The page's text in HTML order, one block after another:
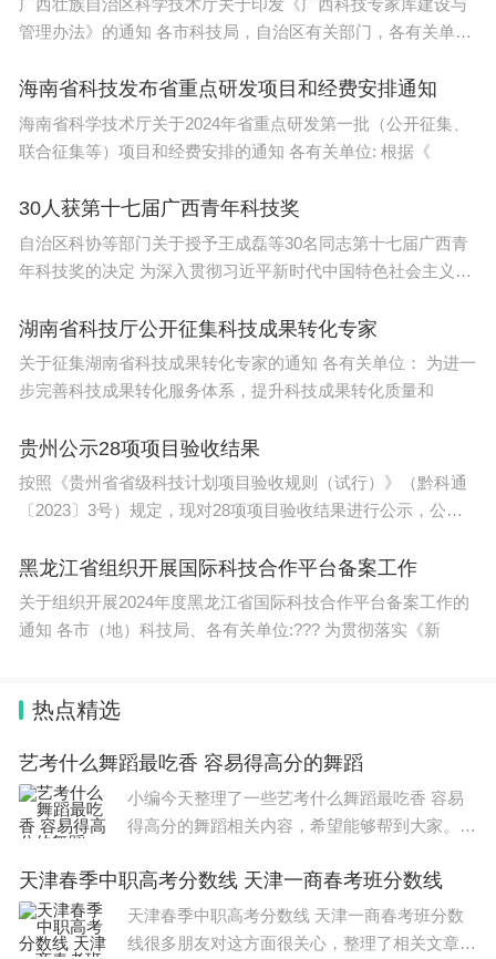
研发能力还有待提高，因此对微电子专业的人才需求
机器人工程：自动化时代的新宠儿
机器人工程专业在2025年的就业率超过了90%，成
为了自动化时代的新宠儿。随着工业4.0的推进，工
大。
机器人工程专业的学生需要掌握机械设计、电子技
性能的机器人。例如，在汽车制造工厂中，机器人可
以完成焊接、装配等工作，提高生产效率和产品质
量。目前，工厂自动化领域对机器人工程专业的人才
缺人缺疯了，毕业生在就业市场上非常抢手。
口腔医学专业在医疗领域中具有独特的优势。在私立
诊所，口腔医学专业的毕业生起薪就能够达到8000
元。正畸专家更是收入不菲，一个案例的收费就可能
过万。
在民营口腔机构中，医生年入50万轻轻松松。口腔
管理办法》的通知 各市科技局，自治区有关部门，各有关单
海南省科技发布省重点研发项目和经费安排通知
海南省科学技术厅关于2024年省重点研发第一批（公开征集、
联合征集等）项目和经费安排的通知 各有关单位: 根据《
30人获第十七届广西青年科技奖
自治区科协等部门关于授予王成磊等30名同志第十七届广西青
年科技奖的决定 为深入贯彻习近平新时代中国特色社会主义思
湖南省科技厅公开征集科技成果转化专家
关于征集湖南省科技成果转化专家的通知 各有关单位： 为进一
步完善科技成果转化服务体系，提升科技成果转化质量和
贵州公示28项项目验收结果
按照《贵州省省级科技计划项目验收规则（试行）》（黔科通
〔2023〕3号）规定，现对28项项目验收结果进行公示，公示
黑龙江省组织开展国际科技合作平台备案工作
关于组织开展2024年度黑龙江省国际科技合作平台备案工作的
通知 各市（地）科技局、各有关单位:??? 为贯彻落实《新
热点精选
艺考什么舞蹈最吃香 容易得高分的舞蹈
小编今天整理了一些艺考什么舞蹈最吃香 容易
得高分的舞蹈相关内容，希望能够帮到大家。
的，但是你万一就是万中无一的画画天才呢。教
一遍就会的那种 要想参
天津春季中职高考分数线 天津一商春考班分数线
天津春季中职高考分数线 天津一商春考班分数
线很多朋友对这方面很关心，整理了相关文章，